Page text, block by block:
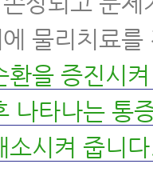
물리치료
환을 증진시
나타나는 통
소시켜 줍니